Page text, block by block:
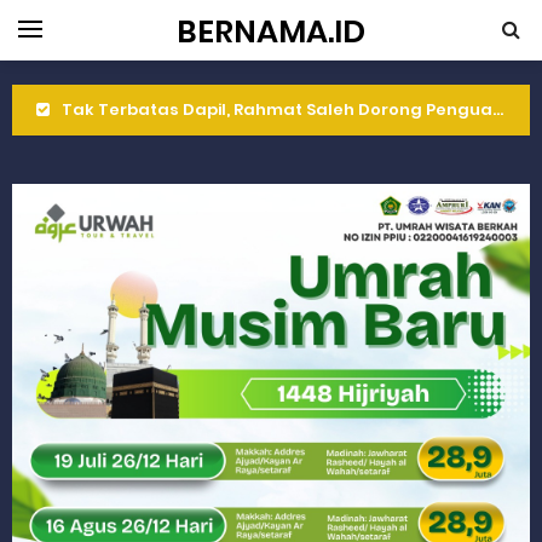
BERNAMA.ID
Tak Terbatas Dapil, Rahmat Saleh Dorong Penguatan Pertanian di Kabupaten Agam
Rahmat Saleh Resmikan Hunian Tetap KARTA untuk Korban Banjir Bandang di Sumbar
Gelar Musdalub, Ini Tujuan Partai Demokrat Sumbar
Wakili Gubernur Sumbar, Kabiro Kesra Hadiri dan Berikan Arahan pada MTQ Nasional ke-50 Tingkat Kec. Sungai Limau
RELIS KEJAKSAAN TINGGI SUMATERA BARAT
RELIS KEJAKSAAN TINGGI SUMATERA BARAT
RELIS KEJAKSAAN TINGGI SUMATERA BARAT
Peringati Hari Koperasi ke-79, Wagub Sumbar Dorong Koperasi Jadi Motor Penggerak Ekonomi Rakyat